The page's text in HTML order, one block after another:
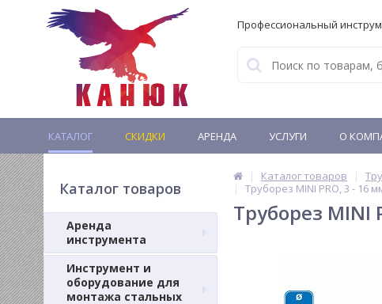
Профессиональный
КАТАЛОГ СКИДКИ АРЕНДА УСЛУГИ О
Каталог товаров
Аренда
инструмента
Инструмент и
оборудование для
монтажа стальных
Каталог товаров
Труборез MINI PRO, 3 - 16
Труборез MINI